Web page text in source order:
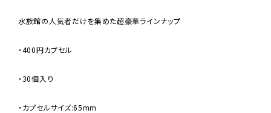
水族館の人気者だけを集めた超豪華ラインナップ
・400円カプセル
・30個入り
・カプセルサイズ:65mm